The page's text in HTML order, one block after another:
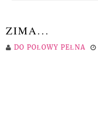
ZIMA...
DO POŁOWY PEŁNA